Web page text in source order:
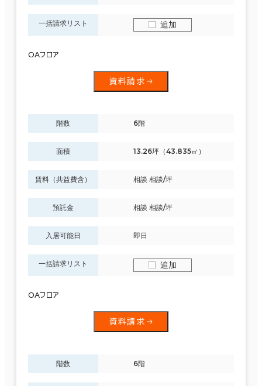
一括請求リスト 追加
OAフロア
資料請求
階数 6階
面積 13.26坪（43.835㎡）
賃料（共益費含） 相談 相談/坪
預託金 相談 相談/坪
入居可能日 即日
一括請求リスト 追加
OAフロア
資料請求
階数 6階